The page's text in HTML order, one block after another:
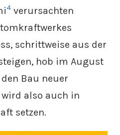
4verursachten
schrittweise aus der
hob im August
Bau neuer
also auch in
setzen.